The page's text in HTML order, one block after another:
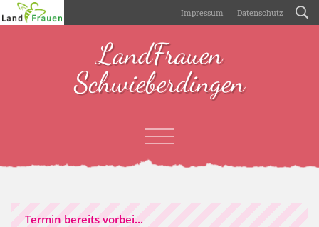
Impressum Datenschutz
LandFrauen
Schwieberdingen
Termin bereits vorbei...